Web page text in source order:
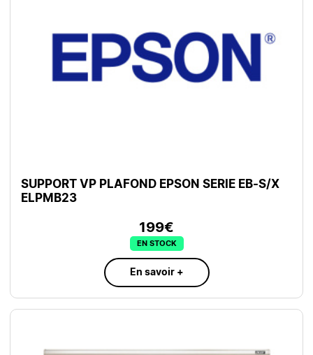
SUPPORT VP PLAFOND EPSON SERIE EB-S/X
ELPMB23
199€
EN STOCK
En savoir +